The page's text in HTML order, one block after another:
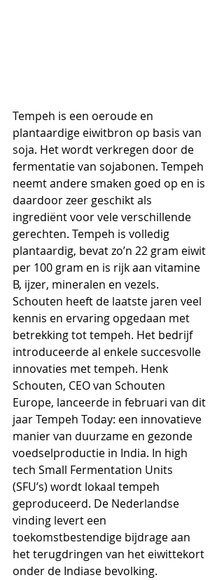
Tempeh is een oeroude en
plantaardige eiwitbron op basis van
soja. Het wordt verkregen door de
fermentatie van sojabonen. Tempeh
neemt andere smaken goed op en is
daardoor zeer geschikt als
ingrediënt voor vele verschillende
gerechten. Tempeh is volledig
plantaardig, bevat zo’n 22 gram eiwit
per 100 gram en is rijk aan vitamine
B, ijzer, mineralen en vezels.
Schouten heeft de laatste jaren veel
kennis en ervaring opgedaan met
betrekking tot tempeh. Het bedrijf
introduceerde al enkele succesvolle
innovaties met tempeh. Henk
Schouten, CEO van Schouten
Europe, lanceerde in februari van dit
jaar Tempeh Today: een innovatieve
manier van duurzame en gezonde
voedselproductie in India. In high
tech Small Fermentation Units
(SFU’s) wordt lokaal tempeh
geproduceerd. De Nederlandse
vinding levert een
toekomstbestendige bijdrage aan
het terugdringen van het eiwittekort
onder de Indiase bevolking.